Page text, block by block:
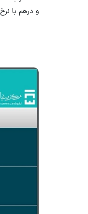
و درهم با نرخ ۱۷ هزار و ۶۰۳ تومان مورد مبادله قرار گرفت.